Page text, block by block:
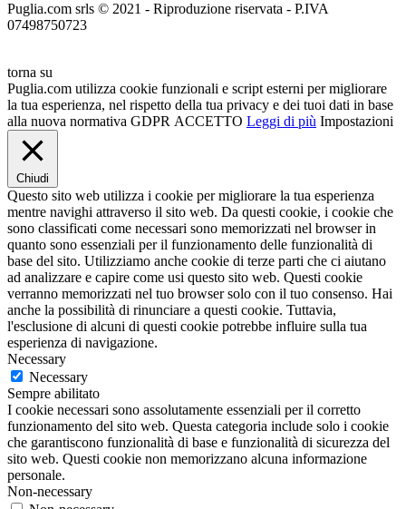
Puglia.com srls © 2021 - Riproduzione riservata - P.IVA
07498750723
torna su
Puglia.com utilizza cookie funzionali e script esterni per migliorare
la tua esperienza, nel rispetto della tua privacy e dei tuoi dati in base
alla nuova normativa GDPR ACCETTO Leggi di più Impostazioni
Chiudi
Questo sito web utilizza i cookie per migliorare la tua esperienza
mentre navighi attraverso il sito web. Da questi cookie, i cookie che
sono classificati come necessari sono memorizzati nel browser in
quanto sono essenziali per il funzionamento delle funzionalità di
base del sito. Utilizziamo anche cookie di terze parti che ci aiutano
ad analizzare e capire come usi questo sito web. Questi cookie
verranno memorizzati nel tuo browser solo con il tuo consenso. Hai
anche la possibilità di rinunciare a questi cookie. Tuttavia,
l'esclusione di alcuni di questi cookie potrebbe influire sulla tua
esperienza di navigazione.
Necessary
Necessary
Sempre abilitato
I cookie necessari sono assolutamente essenziali per il corretto
funzionamento del sito web. Questa categoria include solo i cookie
che garantiscono funzionalità di base e funzionalità di sicurezza del
sito web. Questi cookie non memorizzano alcuna informazione
personale.
Non-necessary